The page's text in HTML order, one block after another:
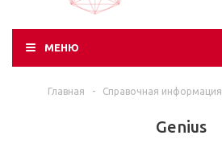
МЕНЮ
Главная - Справочная информация
Genius